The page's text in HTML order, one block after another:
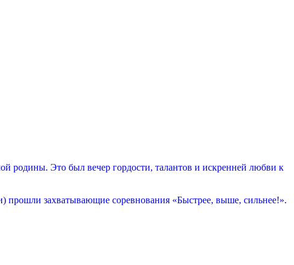
родины. Это был вечер гордости, талантов и искренней любви к
прошли захватывающие соревнования «Быстрее, выше, сильнее!».